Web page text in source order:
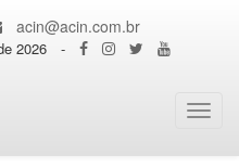
acin@acin.com.br
2026 -